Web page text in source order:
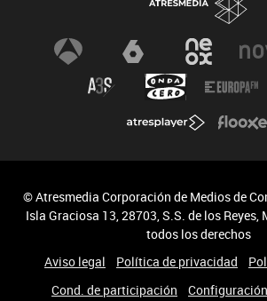
© Atresmedia Corporación de Medios de
Isla Graciosa 13, 28703, S.S. de los Reyes,
todos los derechos
Aviso legal
Política de privacidad
Cond. de participación